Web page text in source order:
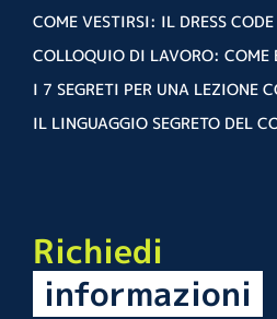
COME VESTIRSI: IL DRESS
COLLOQUIO DI LAVORO: COME
I 7 SEGRETI PER UNA LEZIONE
IL LINGUAGGIO SEGRETO DEL
Richiedi
informazioni